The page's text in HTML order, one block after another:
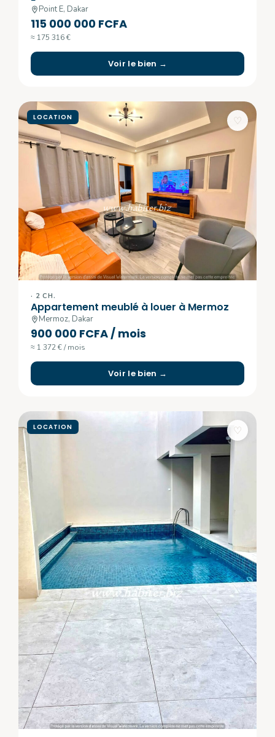
Point E, Dakar
115 000 000 FCFA
≈ 175 316 €
Voir le bien →
LOCATION ♡
· 2 CH.
Appartement meublé à louer à Mermoz
Mermoz, Dakar
900 000 FCFA / mois
≈ 1 372 € / mois
Voir le bien →
LOCATION ♡